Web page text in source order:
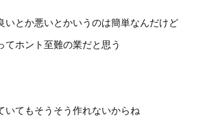
いとか悪いとかいうのは簡単なんだけど
てホント至難の業だと思う
いてもそうそう作れないからね